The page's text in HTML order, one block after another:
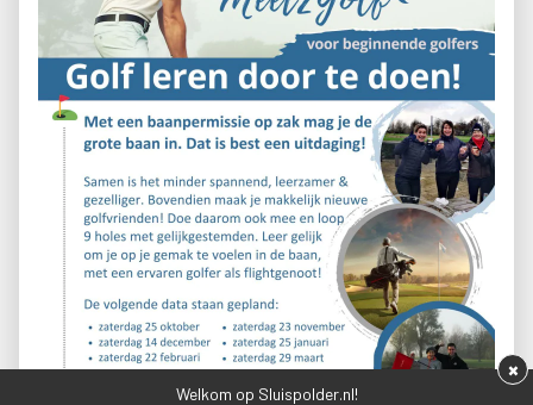
Welkom op Sluispolder.nl!
×